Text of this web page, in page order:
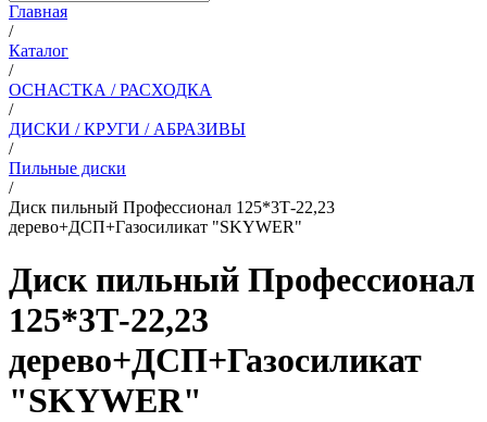
Главная
/
Каталог
/
ОСНАСТКА / РАСХОДКА
/
ДИСКИ / КРУГИ / АБРАЗИВЫ
/
Пильные диски
/
Диск пильный Профессионал 125*3Т-22,23
дерево+ДСП+Газосиликат "SKYWER"
Диск пильный Профессионал
125*3Т-22,23
дерево+ДСП+Газосиликат
"SKYWER"